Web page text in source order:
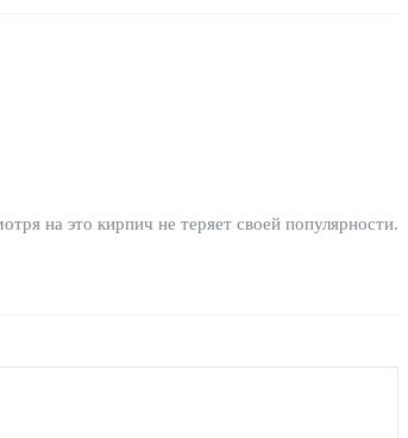
на это кирпич не теряет своей популярности.